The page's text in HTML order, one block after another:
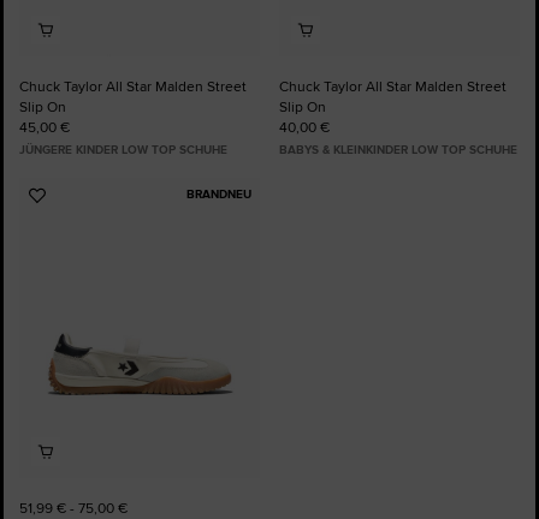
Chuck Taylor All Star Malden Street
Slip On
45,00 €
JÜNGERE KINDER LOW TOP SCHUHE
Chuck Taylor All Star Malden Street
Slip On
40,00 €
BABYS & KLEINKINDER LOW TOP SCHUHE
BRANDNEU
Zu
51,99 € - 75,00 €